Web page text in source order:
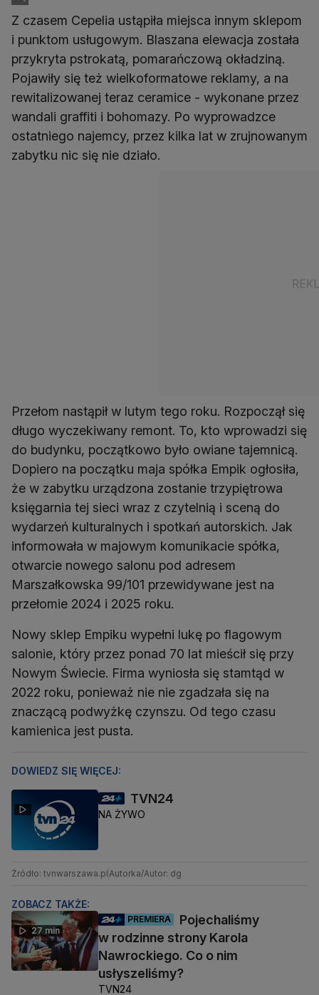
Z czasem Cepelia ustąpiła miejsca innym sklepom
i punktom usługowym. Blaszana elewacja została
przykryta pstrokatą, pomarańczową okładziną.
Pojawiły się też wielkoformatowe reklamy, a na
rewitalizowanej teraz ceramice - wykonane przez
wandali graffiti i bohomazy. Po wyprowadzce
ostatniego najemcy, przez kilka lat w zrujnowanym
zabytku nic się nie działo.
Przełom nastąpił w lutym tego roku. Rozpoczął się
długo wyczekiwany remont. To, kto wprowadzi się
do budynku, początkowo było owiane tajemnicą.
Dopiero na początku maja spółka Empik ogłosiła,
że w zabytku urządzona zostanie trzypiętrowa
księgarnia tej sieci wraz z czytelnią i sceną do
wydarzeń kulturalnych i spotkań autorskich. Jak
informowała w majowym komunikacie spółka,
otwarcie nowego salonu pod adresem
Marszałkowska 99/101 przewidywane jest na
przełomie 2024 i 2025 roku.
Nowy sklep Empiku wypełni lukę po flagowym
salonie, który przez ponad 70 lat mieścił się przy
Nowym Świecie. Firma wyniosła się stamtąd w
2022 roku, ponieważ nie nie zgadzała się na
znaczącą podwyżkę czynszu. Od tego czasu
kamienica jest pusta.
DOWIEDZ SIĘ WIĘCEJ:
TVN24
NA ŻYWO
Źródło: tvnwarszawa.pl Autorka/Autor: dg
ZOBACZ TAKŻE:
27 min
PREMIERA
Pojechaliśmy
w rodzinne strony Karola
Nawrockiego. Co o nim
usłyszeliśmy?
TVN24